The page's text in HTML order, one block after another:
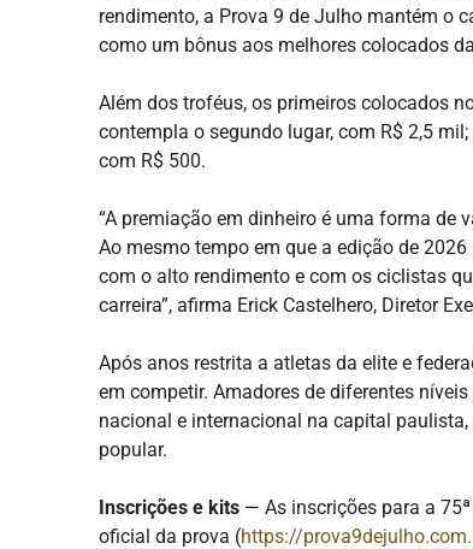
rendimento, a Prova 9 de Julho mantém o
como um bônus aos melhores colocados
Além dos troféus, os primeiros colocados
contempla o segundo lugar, com R$ 2,5
com R$ 500.
“A premiação em dinheiro é uma forma de
Ao mesmo tempo em que a edição de
com o alto rendimento e com os ciclistas
carreira”, afirma Erick Castelhero, Diretor
Após anos restrita a atletas da elite e
em competir. Amadores de diferentes
nacional e internacional na capital
popular.
Inscrições e kits — As inscrições para a
oficial da prova (https://